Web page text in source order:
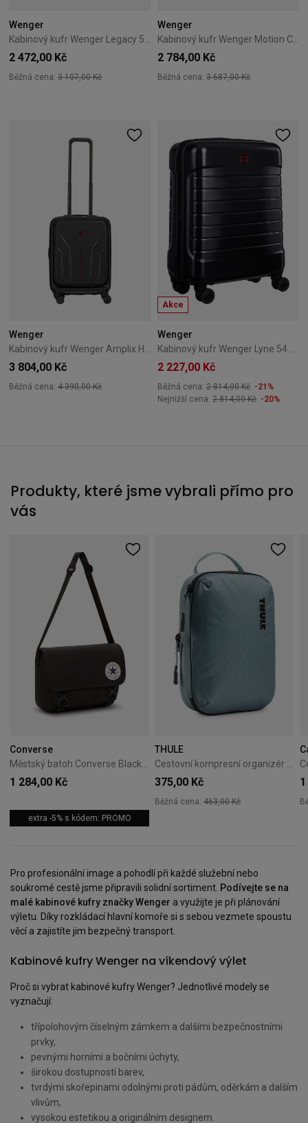
Wenger
Kabinový kufr Wenger Legacy 54 cm černý
2 472,00 Kč
Běžná cena: 3 107,00 Kč
Wenger
Kabinový kufr Wenger Motion Carry-On 54 cm šedý
2 784,00 Kč
Běžná cena: 3 687,00 Kč
Wenger
Kabinový kufr Wenger Amplix Hardside 55 cm Black
3 804,00 Kč
Běžná cena: 4 390,00 Kč
Akce
Wenger
Kabinový kufr Wenger Lyne 54 cm černý
2 227,00 Kč
Běžná cena: 2 814,00 Kč -21%
Nejnižší cena: 2 814,00 Kč -20%
Produkty, které jsme vybrali přímo pro
vás
Converse
1 284,00 Kč
extra -5% s kódem: PROMO
THULE
375,00 Kč
Běžná cena: 463,00 Kč
Pro profesionální image a pohodlí při každé služební nebo
soukromé cestě jsme připravili solidní sortiment. Podívejte se na
malé kabinové kufry značky Wenger a využijte je při plánování
výletu. Díky rozkládací hlavní komoře si s sebou vezmete spoustu
věcí a zajistíte jim bezpečný transport.
Kabinové kufry Wenger na víkendový výlet
Proč si vybrat kabinové kufry Wenger? Jednotlivé modely se
vyznačují:
třípolohovým číselným zámkem a dalšími bezpečnostními
prvky,
pevnými horními a bočními úchyty,
širokou dostupností barev,
tvrdými skořepinami odolnými proti pádům, oděrkám a dalším
vlivům,
vysokou estetikou a originálním designem.